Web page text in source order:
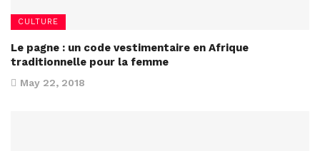
CULTURE
Le pagne : un code vestimentaire en Afrique
traditionnelle pour la femme
May 22, 2018